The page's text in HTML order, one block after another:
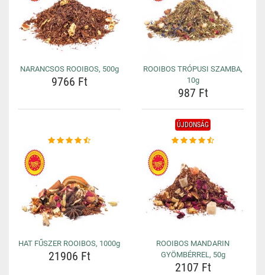
NARANCSOS ROOIBOS, 500g
9766 Ft
ROOIBOS TRÓPUSI SZAMBA,
10g
987 Ft
HAT FŰSZER ROOIBOS, 1000g
21906 Ft
ÚJDONSÁG
ROOIBOS MANDARIN
GYÖMBÉRREL, 50g
2107 Ft